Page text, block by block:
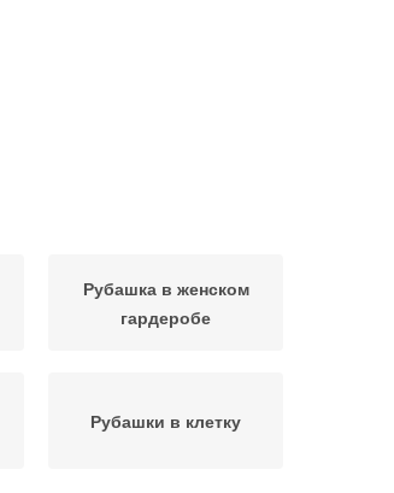
Рубашка в женском
гардеробе
Рубашки в клетку